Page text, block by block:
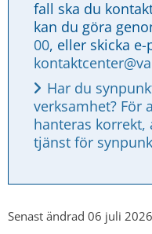
fall ska du
kan du göra
00
Har du
verksamhet? För
hanteras korrekt,
tjänst för
Senast ändrad 06 juli 2026